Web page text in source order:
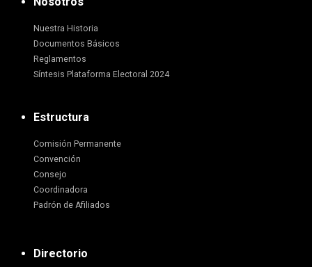
Nuestra Historia
Documentos Básicos
Reglamentos
Síntesis Plataforma Electoral 2024
Estructura
Comisión Permanente
Convención
Consejo
Coordinadora
Padrón de Afiliados
Directorio